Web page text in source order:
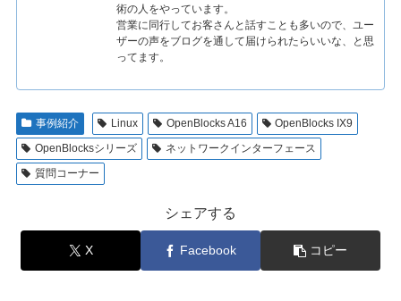
術の人をやっています。
営業に同行してお客さんと話すことも多いので、ユー
ザーの声をブログを通して届けられたらいいな、と思
ってます。
事例紹介 Linux OpenBlocks A16
OpenBlocks IX9
OpenBlocksシリーズ
ネットワークインターフェース
質問コーナー
シェアする
X Facebook コピー